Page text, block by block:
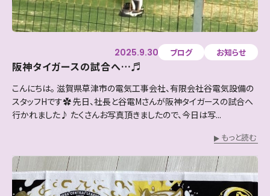
阪神タイガースの試合へ…♬
2025.9.30 ブログ お知らせ
こんにちは。 滋賀県草津市の電気工事会社、有限会社谷電気設備の
スタッフHです✿ 先日、社長と谷電Mさんが阪神タイガースの試合へ
行かれました♪ たくさんお写真頂きましたので、今日は写...
もっと読む